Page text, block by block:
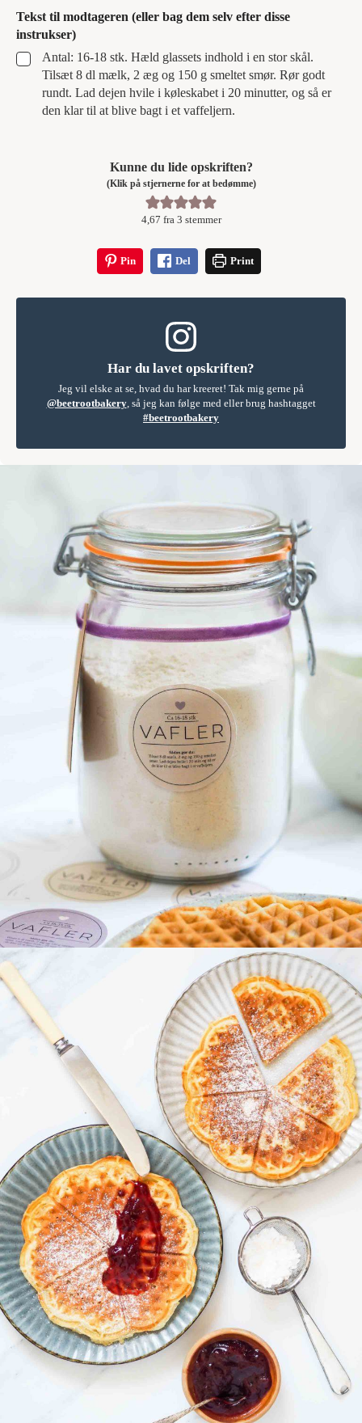
Tekst til modtageren (eller bag dem selv efter disse
instrukser)
▢
Antal: 16-18 stk. Hæld glassets indhold i en stor skål.
Tilsæt 8 dl mælk, 2 æg og 150 g smeltet smør. Rør godt
rundt. Lad dejen hvile i køleskabet i 20 minutter, og så er
den klar til at blive bagt i et vaffeljern.
Kunne du lide opskriften?
(Klik på stjernerne for at bedømme)
4,67 fra 3 stemmer
Pin Del Print
Har du lavet opskriften?
Jeg vil elske at se, hvad du har kreeret! Tak mig gerne på
@beetrootbakery, så jeg kan følge med eller brug hashtagget
#beetrootbakery